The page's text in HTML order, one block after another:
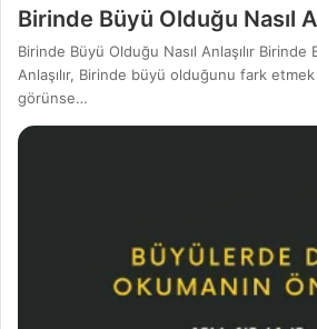
Birinde Büyü Olduğu Nasıl
Birinde Büyü Olduğu Nasıl Anlaşılır Birinde
Anlaşılır, Birinde büyü olduğunu fark
görünse…